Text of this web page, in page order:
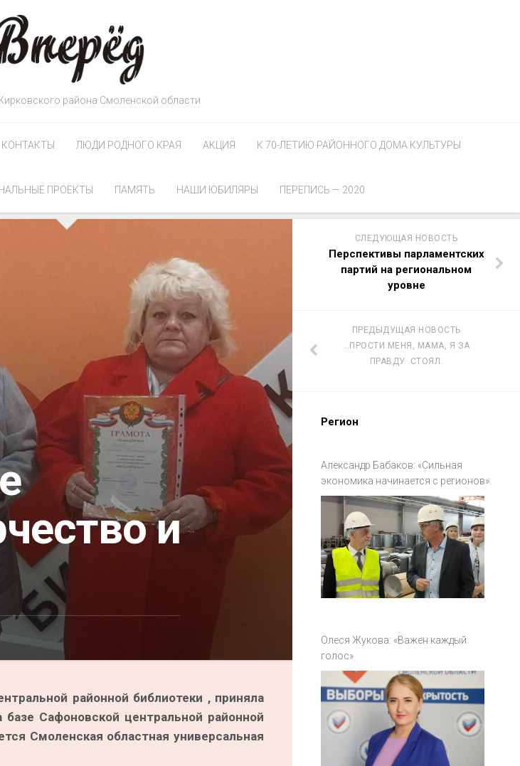
района Смоленской области
КОНТАКТЫ ЛЮДИ РОДНОГО КРАЯ АКЦИЯ К 70-ЛЕТИЮ РАЙОННОГО ДОМА КУЛЬТУРЫ
ПРОЕКТЫ ПАМЯТЬ НАШИ ЮБИЛЯРЫ ПЕРЕПИСЬ — 2020
и
районной библиотеки , приняла
Сафоновской центральной районной
Смоленская областная универсальная
СЛЕДУЮЩАЯ НОВОСТЬ
Перспективы парламентских
партий на региональном
уровне
ПРЕДЫДУЩАЯ НОВОСТЬ
…ПРОСТИ МЕНЯ, МАМА, Я ЗА
ПРАВДУ СТОЯЛ.
Регион
Александр Бабаков: «Сильная
экономика начинается с регионов».
Олеся Жукова: «Важен каждый
голос»